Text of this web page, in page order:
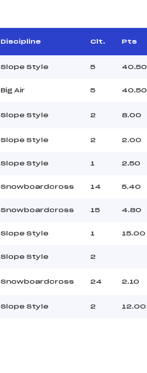
Discipline Clt. Pts
Slope Style 5 40.50
Big Air 5 40.50
Slope Style 2 8.00
Slope Style 2 2.00
Slope Style 1 2.50
Snowboardcross 14 5.40
Snowboardcross 15 4.80
Slope Style 1 15.00
Slope Style 2
Snowboardcross 24 2.10
Slope Style 2 12.00